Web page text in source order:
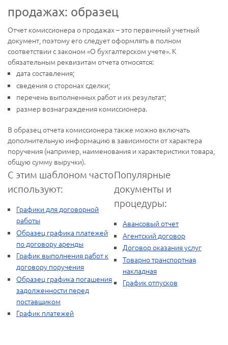
продажах: образец
Отчет комиссионера о продажах – это первичный учетный
документ, поэтому его следует оформлять в полном
соответствии с законом «О бухгалтерском учете». К
обязательным реквизитам отчета относятся:
дата составления;
сведения о сторонах сделки;
перечень выполненных работ и их результат;
размер вознаграждения комиссионера.
В образец отчета комиссионера также можно включать
дополнительную информацию в зависимости от характера
поручения (например, наименования и характеристики товара,
общую сумму выручки).
С этим шаблоном часто
используют:
Графики для договорной
работы
Образец графика платежей
по договору аренды
График выполнения работ к
договору поручения
Образец графика погашения
задолженности перед
поставщиком
График платежей
Популярные
документы и
процедуры:
Авансовый отчет
Агентский договор
Договор оказания услуг
Товарно транспортная
накладная
График отпусков